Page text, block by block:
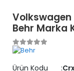
Volkswagen
Behr Marka
Ürün Kodu